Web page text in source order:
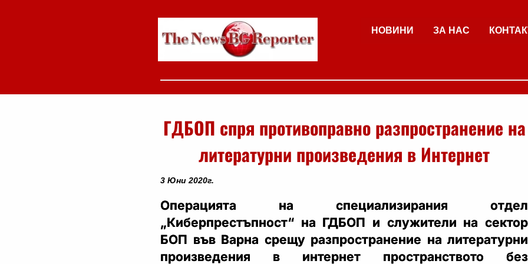
НОВИНИ ЗА НАС
ГДБОП спря противоправно разпространение на
литературни произведения в Интернет
3 Юни 2020г.
Операцията на специализирания отдел
„Киберпрестъпност“ на ГДБОП и служители на сектор
БОП във Варна срещу разпространение на литературни
произведения в интернет пространството без